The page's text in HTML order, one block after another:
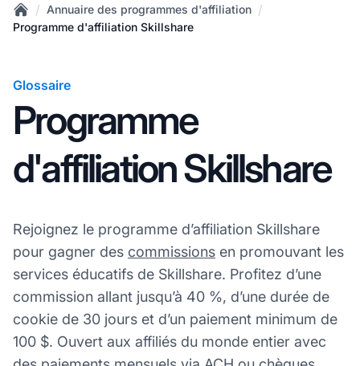
Home
/ Annuaire des programmes d'affiliation /
Programme d'affiliation Skillshare
Glossaire
Programme
d'affiliation Skillshare
Rejoignez le programme d’affiliation Skillshare
pour gagner des commissions en promouvant les
services éducatifs de Skillshare. Profitez d’une
commission allant jusqu’à 40 %, d’une durée de
cookie de 30 jours et d’un paiement minimum de
100 $. Ouvert aux affiliés du monde entier avec